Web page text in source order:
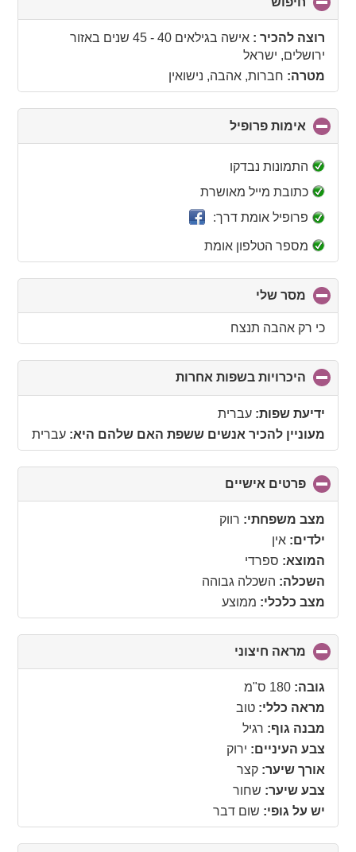
to
collapse
contents
רוצה להכיר :אישה בגילאים 40 - 45 שנים
באזור
ירושלים, ישראל
מטרה: חברות, אהבה, נישואין
אימות פרופיל
to
התמונות נבדקו
כתובת מייל מאושרת
פרופיל אומת דרך:
מספר הטלפון אומת
מסר שלי
to
collapse
contents
כי רק אהבה תנצח
היכרויות בשפות אחרות
to
ידיעת שפות: עברית
מעוניין להכיר אנשים ששפת האם שלהם היא: עברית
פרטים אישיים
to
collapse
מצב משפחתי: רווק
ילדים: אין
המוצא: ספרדי
השכלה: השכלה גבוהה
מצב כלכלי: ממוצע
מראה חיצוני
to
גובה: 180 ס"מ
מראה כללי: טוב
מבנה גוף: רגיל
צבע העיניים: ירוק
אורך שיער: קצר
צבע שיער: שחור
יש על גופי: שום דבר